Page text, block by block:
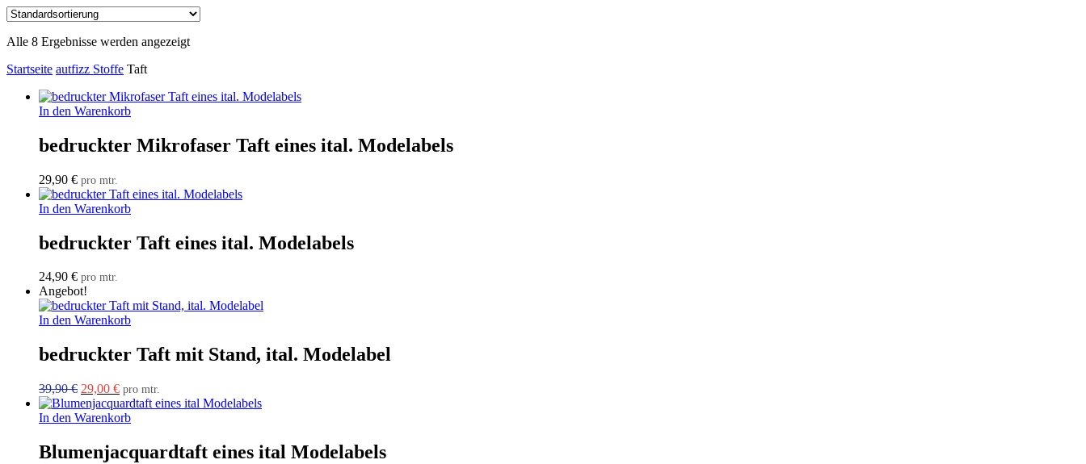
Alle 8 Ergebnisse werden angezeigt
Startseite autfizz Stoffe Taft
In den Warenkorb
bedruckter Mikrofaser Taft eines ital. Modelabels
29,90 € pro mtr.
In den Warenkorb
bedruckter Taft eines ital. Modelabels
24,90 € pro mtr.
Angebot!
In den Warenkorb
bedruckter Taft mit Stand, ital. Modelabel
39,90€ Ursprünglicher
Preis
war:
29,00 €Aktueller
Preis
ist:
pro mtr.
In den Warenkorb
Blumenjacquardtaft eines ital Modelabels